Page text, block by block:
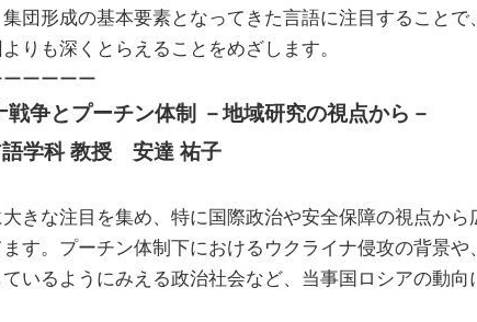
団形成の基本要素となってきた言語に注目すること
りも深くとらえることをめざします。
ーーーー
戦争とプーチン体制 －地域研究の視点から－
教授　安達 祐子
きな注目を集め、特に国際政治や安全保障の視点か
す。プーチン体制下におけるウクライナ侵攻の背景
いるようにみえる政治社会など、当事国ロシアの動